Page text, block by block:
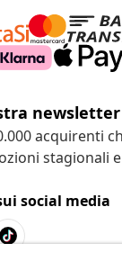
newsletter
acquirenti
stagionali e
social media